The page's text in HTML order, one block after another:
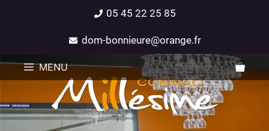
05 45 22 25 85
dom-bonnieure@orange.fr
MENU